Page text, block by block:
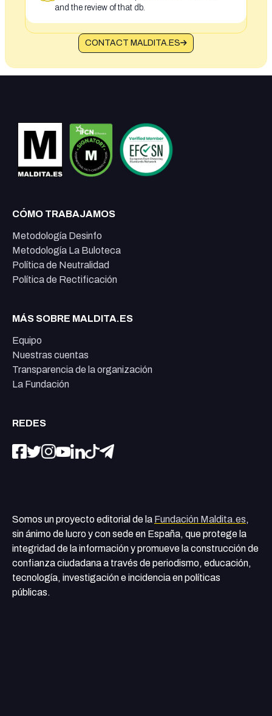
and the review of that db.
CONTACT MALDITA.ES
CÓMO TRABAJAMOS
Metodología Desinfo
Metodología La Buloteca
Política de Neutralidad
Política de Rectificación
MÁS SOBRE MALDITA.ES
Equipo
Nuestras cuentas
Transparencia de la organización
La Fundación
REDES
Somos un proyecto editorial de la Fundación Maldita.es,
sin ánimo de lucro y con sede en España, que protege la
integridad de la información y promueve la construcción de
confianza ciudadana a través de periodismo, educación,
tecnología, investigación e incidencia en políticas
públicas.